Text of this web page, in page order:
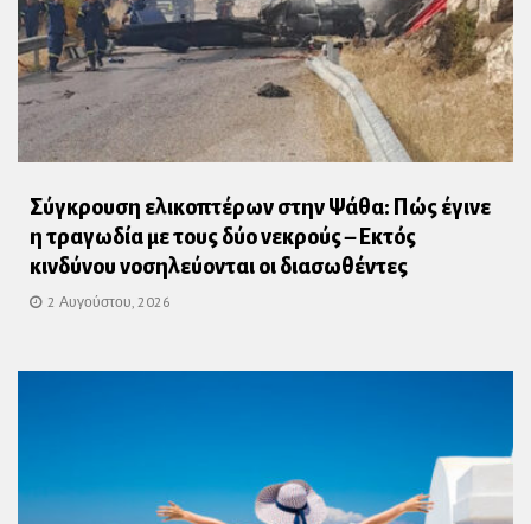
Σύγκρουση ελικοπτέρων στην Ψάθα: Πώς έγινε
η τραγωδία με τους δύο νεκρούς – Εκτός
κινδύνου νοσηλεύονται οι διασωθέντες
2 Αυγούστου, 2026